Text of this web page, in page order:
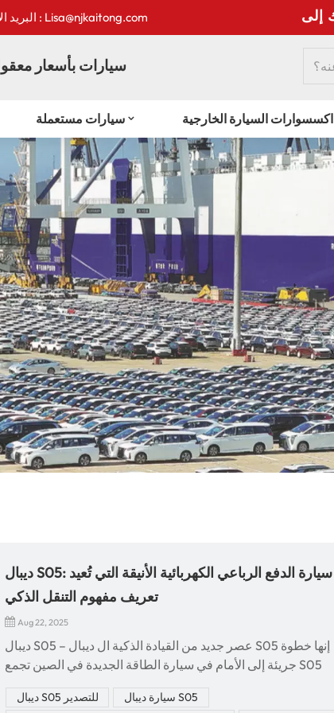
البريد الإلكتروني : Lisa@njkaitong.com
سيارات بأسعار
سيارات مستعملة اكسسوارات السيارة الخارجية
ديبال S05: سيارة الدفع الرباعي الكهربائية الأنيقة التي تُعيد
تعريف مفهوم التنقل الذكي
Aug 22, 2025
ديبال S05 – عصر جديد من القيادة الذكية ال ديبال S05 إنها خطوة
جريئة إلى الأمام في سيارة الطاقة الجديدة في الصين تجمع S05
المتقدمة. لمن يبحثون عن سيارة رياضية متعددة الاستخدامات أنيقة
ديبال S05 للتصدير
سيارة ديبال S05